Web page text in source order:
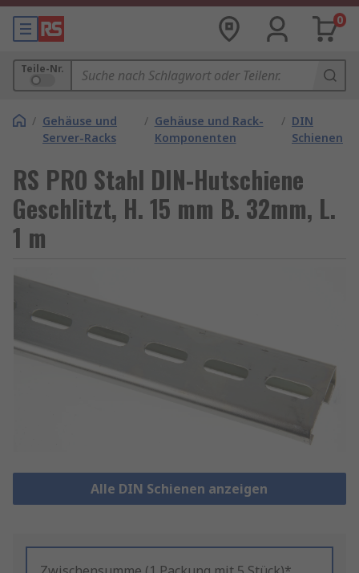
0
Teile-Nr.
/ Gehäuse und
Server-Racks
/ Gehäuse und Rack-
Komponenten
/ DIN
Schienen
RS PRO Stahl DIN-Hutschiene
Geschlitzt, H. 15 mm B. 32mm, L.
1 m
Alle DIN Schienen anzeigen